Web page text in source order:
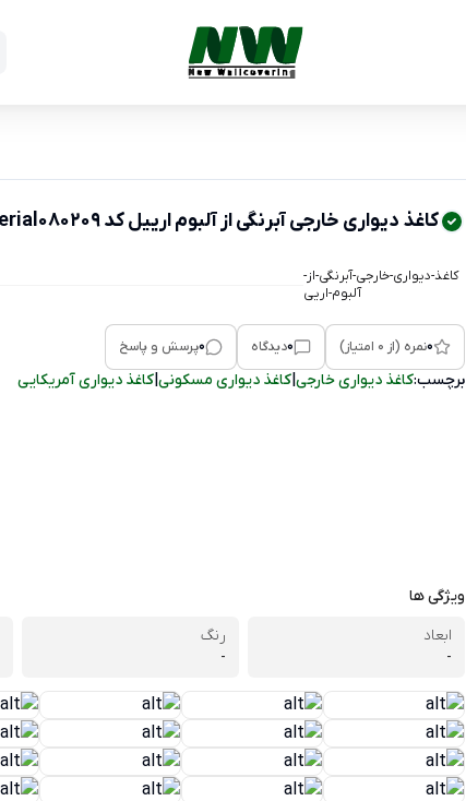
کاغذ دیواری خارجی آبرنگی از آلبوم ارییل کد Aerial080209
کاغذ-دیواری-خارجی-آبرنگی-از-
آلبوم-اریی
0نمره (از 0 امتیاز) 0دیدگاه 0پرسش و پاسخ
برچسب:کاغذ دیواری خارجی| کاغذ دیواری مسکونی| کاغذ دیواری آمریکایی
ویژگی ها
ابعاد
-
رنگ
-